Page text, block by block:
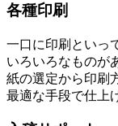
各種印刷
一口に印刷といっ
いろいろなものが
紙の選定から印刷
最適な手段で仕上